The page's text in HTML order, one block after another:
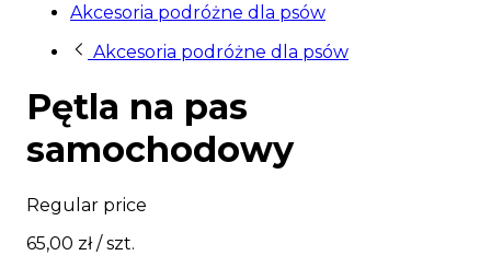
Akcesoria podróżne dla psów
Akcesoria podróżne dla psów
Pętla na pas
samochodowy
Regular price
65,00 zł/ szt.